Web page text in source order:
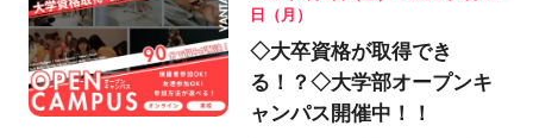
日（月）
◇大卒資格が取得でき
る！？◇大学部オープンキ
ャンパス開催中！！